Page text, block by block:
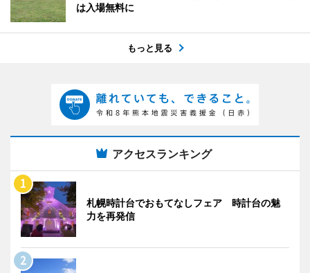
は入場無料に
もっと見る
アクセスランキング
札幌時計台でおもてなしフェア 時計台の魅
力を再発信